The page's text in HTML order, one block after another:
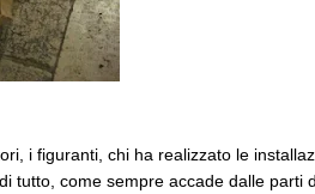
i figuranti, chi ha realizzato le
tutto, come sempre accade dalle parti